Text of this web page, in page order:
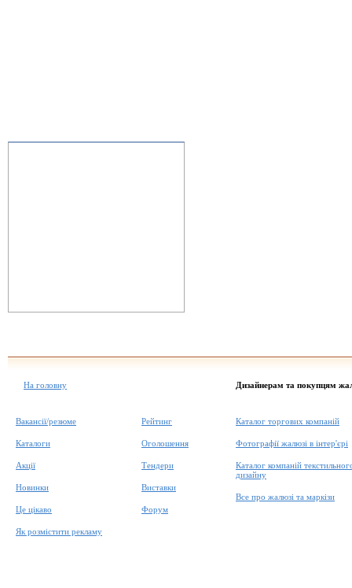
На головну
Вакансії/резюме
Каталоги
Акції
Новинки
Це цікаво
Як розмістити рекламу
Рейтинг
Оголошення
Тендери
Виставки
Форум
Дизайнерам та покупцям
Каталог торгових компаній
Фотографії жалюзі в інтер'єрі
Каталог компаній
дизайну
Все про жалюзі та маркізи